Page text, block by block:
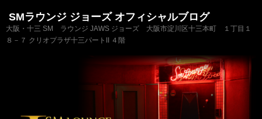
SMラウンジ ジョーズ オフィシャルブログ
大阪・十三 SM ラウンジ JAWS ジョーズ 大阪市淀川区十三本町 １丁目１
８－７ クリオプラザ十三パートII ４階